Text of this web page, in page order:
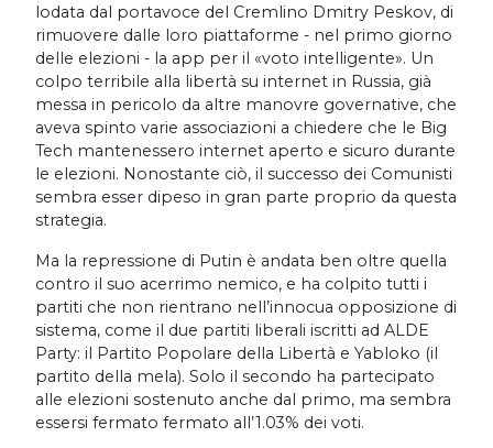
lodata dal portavoce del Cremlino Dmitry Peskov, di
rimuovere dalle loro piattaforme - nel primo giorno
delle elezioni - la app per il «voto intelligente». Un
colpo terribile alla libertà su internet in Russia, già
messa in pericolo da altre manovre governative, che
aveva spinto varie associazioni a chiedere che le Big
Tech mantenessero internet aperto e sicuro durante
le elezioni. Nonostante ciò, il successo dei Comunisti
sembra esser dipeso in gran parte proprio da questa
strategia.
Ma la repressione di Putin è andata ben oltre quella
contro il suo acerrimo nemico, e ha colpito tutti i
partiti che non rientrano nell’innocua opposizione di
sistema, come il due partiti liberali iscritti ad ALDE
Party: il Partito Popolare della Libertà e Yabloko (il
partito della mela). Solo il secondo ha partecipato
alle elezioni sostenuto anche dal primo, ma sembra
essersi fermato fermato all’1.03% dei voti.